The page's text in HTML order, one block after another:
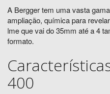
A Bergger tem uma vasta
ampliação, química para
lme que vai do 35mm até a 4
formato.
400